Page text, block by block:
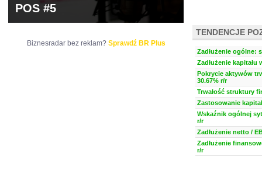
TENDENCJE
Zadłużenie ogólne:
Zadłużenie kapitału
Pokrycie aktywów
30.67% r/r
Trwałość struktury
Zastosowanie
Wskaźnik ogólnej
r/r
Zadłużenie netto /
Zadłużenie
r/r
POS #5
Biznesradar bez reklam? Sprawdź BR Plus